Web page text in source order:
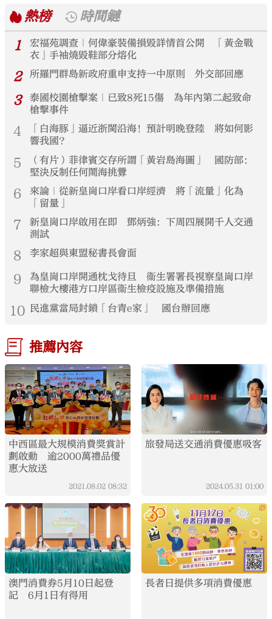
熱榜
時間鏈
1
宏福苑調查｜何偉豪裝備損毀詳情首公開 「黃金戰
衣」手袖燒毀鞋部分熔化
2 所羅門群島新政府重申支持一中原則 外交部回應
3
泰國校園槍擊案｜已致8死15傷 為年內第二起致命
槍擊事件
4
「白海豚」逼近浙閩沿海！預計明晚登陸 將如何影
響我國？
5
（有片）菲律賓交存所謂「黃岩島海圖」 國防部：
堅決反制任何鬧海挑釁
6
來論｜從新皇崗口岸看口岸經濟 將「流量」化為
「留量」
7
新皇崗口岸啟用在即 鄧炳強：下周四展開千人交通
測試
8 李家超與東盟秘書長會面
9
為皇崗口岸開通枕戈待旦 衞生署署長視察皇崗口岸
聯檢大樓港方口岸區衞生檢疫設施及準備措施
10 民進黨當局封鎖「台青e家」 國台辦回應
推薦內容
中西區最大規模消費獎賞計
劃啟動 逾2000萬禮品優
惠大放送
2021.08.02 08:32
旅發局送交通消費優惠吸客
2024.05.31 01:00
澳門消費券5月10日起登
記 6月1日有得用
長者日提供多項消費優惠